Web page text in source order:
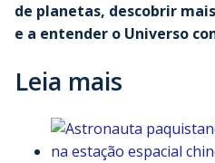
de planetas, descobrir
e a entender o Universo
Leia mais